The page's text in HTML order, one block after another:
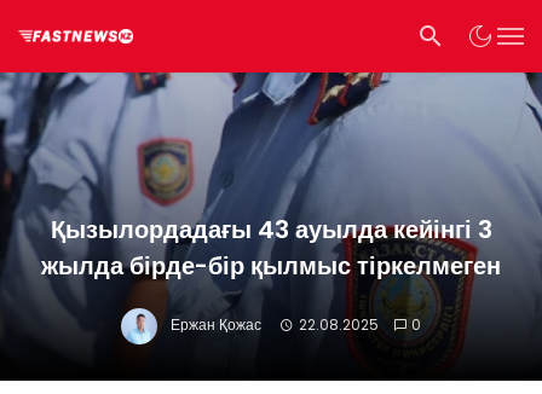
Қызылордадағы 43 ауылда кейінгі 3
жылда бірде-бір қылмыс тіркелмеген
Ержан Қожас 22.08.2025 0